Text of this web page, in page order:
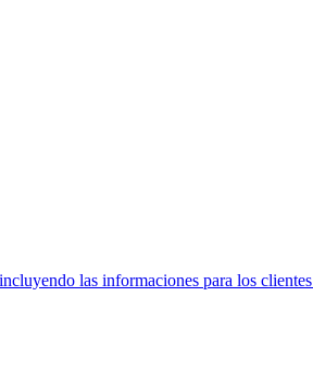
las informaciones para los clientes